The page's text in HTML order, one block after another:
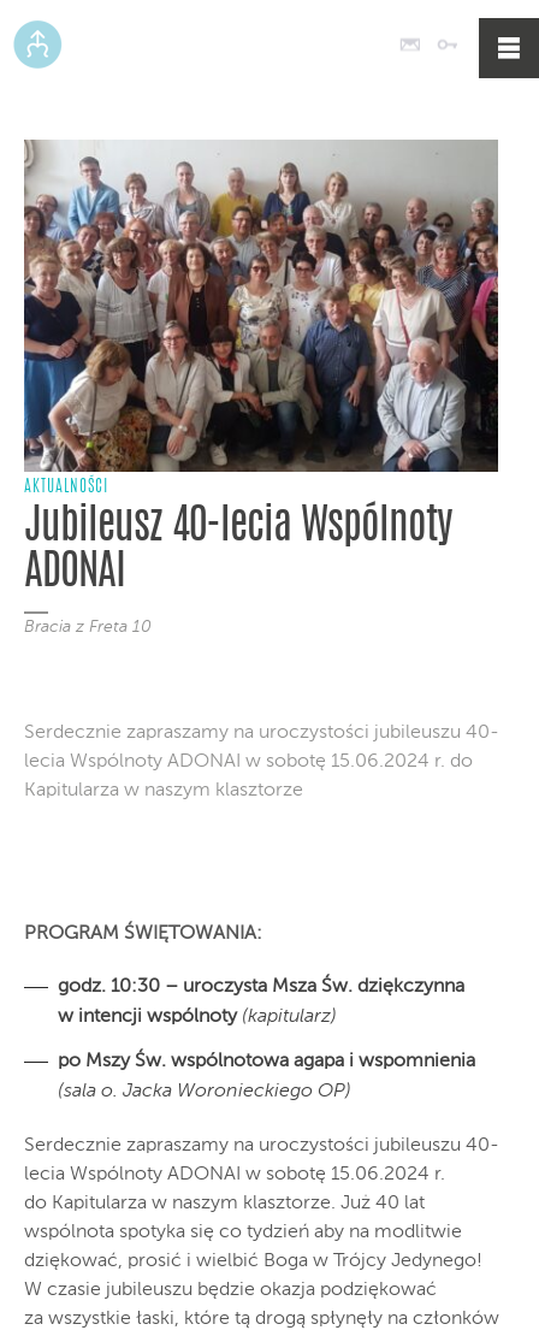
Poczta
AKTUALNOŚCI
Jubileusz 40-lecia Wspólnoty
ADONAI
Bracia z Freta 10
Serdecznie zapraszamy na uroczystości jubileuszu 40-
lecia Wspólnoty ADONAI w sobotę 15.06.2024 r. do
Kapitularza w naszym klasztorze
PROGRAM ŚWIĘTOWANIA:
godz. 10:30 – uroczysta Msza Św. dziękczynna
w intencji wspólnoty (kapitularz)
po Mszy Św. wspólnotowa agapa i wspomnienia
(sala o. Jacka Woronieckiego OP)
Serdecznie zapraszamy na uroczystości jubileuszu 40-
lecia Wspólnoty ADONAI w sobotę 15.06.2024 r.
do Kapitularza w naszym klasztorze. Już 40 lat
wspólnota spotyka się co tydzień aby na modlitwie
dziękować, prosić i wielbić Boga w Trójcy Jedynego!
W czasie jubileuszu będzie okazja podziękować
za wszystkie łaski, które tą drogą spłynęły na członków